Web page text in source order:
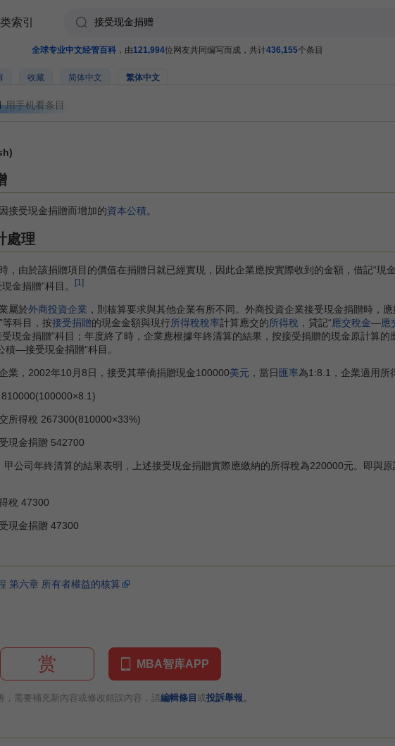
全球专业中文经管百科 ，由121,994位网友共同编写而成，共计436,155个条目
收藏 简体中文 繁体中文
用手机看条目
因接受現金捐贈而增加的資本公積。
處理
由於該捐贈項目的價值在捐贈日就已經實現，因此企業應按實際收到的金額，借記“現金
金捐贈”科目。
[1]
屬於外商投資企業 ，則核算要求與其他企業有所不同。外商投資企業接受現金捐贈時，
等科目，按接受捐贈的現金金額與現行所得稅稅率計算應交的所得稅 ，貸記“應交稅金—應
現金捐贈”科目；年度終了時，企業應根據年終清算的結果，按接受捐贈的現金原計算
積—接受現金捐贈”科目。
，2002年10月8日，接受其華僑捐贈現金100000美元 ，當日匯率為1:8.1，企業適用所
稅 267300(810000×33%)
捐贈 542700
司年終清算的結果表明，上述接受現金捐贈實際應繳納的所得稅為220000元。即與
稅 47300
金捐贈 47300
第六章 所有者權益的核算
赏 MBA智库APP
，需要補充新內容或修改錯誤內容，請編輯條目 或投訴舉報 。
索引